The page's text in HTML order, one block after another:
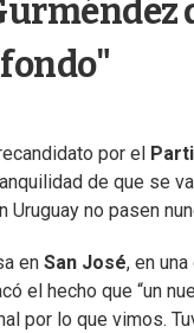
fondo"
por el
de que se
Uruguay no pasen
en San José, en
el hecho que “un
por lo que vimos.